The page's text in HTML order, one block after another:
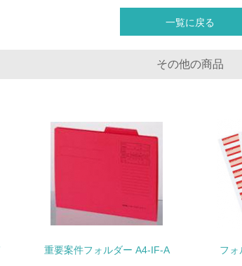
物質の使用量及び外部（大気・水・土壌）への排出量
物の発生量の削減及びリサイクルの推進、適正処理
する廃棄物の量と種類を把握し、具体的な削減・リ
一覧に戻る
その他の商品
重要案件フォルダー A4-IF-A フォ